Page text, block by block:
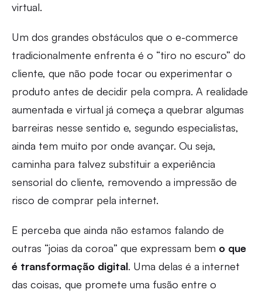
virtual.
Um dos grandes obstáculos que o e-commerce
tradicionalmente enfrenta é o “tiro no escuro” do
cliente, que não pode tocar ou experimentar o
produto antes de decidir pela compra. A realidade
aumentada e virtual já começa a quebrar algumas
barreiras nesse sentido e, segundo especialistas,
ainda tem muito por onde avançar. Ou seja,
caminha para talvez substituir a experiência
sensorial do cliente, removendo a impressão de
risco de comprar pela internet.
E perceba que ainda não estamos falando de
outras “joias da coroa” que expressam bem o que
é transformação digital. Uma delas é a internet
das coisas, que promete uma fusão entre o